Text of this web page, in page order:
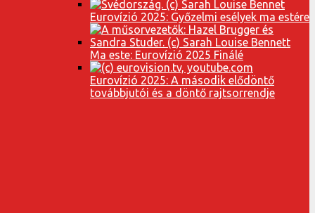
Eurovízió 2025: Győzelmi esélyek ma estére
Ma este: Eurovízió 2025 Finálé
Eurovízió 2025: A második elődöntő
továbbjutói és a döntő rajtsorrendje